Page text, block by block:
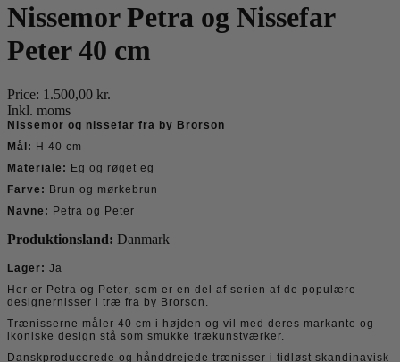
Nissemor Petra og Nissefar
Peter 40 cm
Price: 1.500,00 kr.
Inkl. moms
Nissemor og nissefar fra by Brorson
Mål: H 40 cm
Materiale: Eg og røget eg
Farve: Brun og mørkebrun
Navne: Petra og Peter
Produktionsland: Danmark
Lager: Ja
Her er Petra og Peter, som er en del af serien af de populære
designernisser i træ fra by Brorson.
Trænisserne måler 40 cm i højden og vil med deres markante og
ikoniske design stå som smukke trækunstværker.
Danskproducerede og hånddrejede trænisser i tidløst skandinavisk